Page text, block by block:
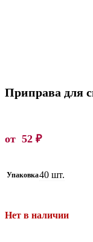
Приправа для
от 52 ₽
Упаковка40 шт.
Нет в наличии